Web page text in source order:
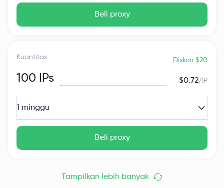
Beli proxy
Kuantitas
100 IPs
Diskon $20
$0.72/IP
1 minggu
Beli proxy
Tampilkan lebih banyak